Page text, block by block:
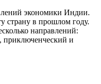
экономики Индии.
страну в прошлом году.
направлений:
приключенческий и